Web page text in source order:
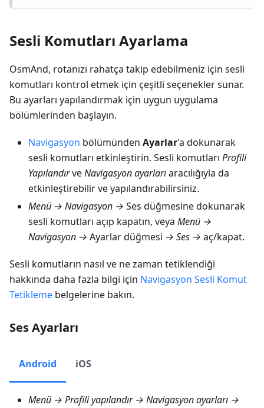
Sesli Komutları Ayarlama
OsmAnd, rotanızı rahatça takip edebilmeniz için sesli
komutları kontrol etmek için çeşitli seçenekler sunar.
Bu ayarları yapılandırmak için uygun uygulama
bölümlerinden başlayın.
Navigasyon bölümünden Ayarlar'a dokunarak
sesli komutları etkinleştirin. Sesli komutları Profili
YapılandırveNavigasyon ayarlarıaracılığıyla da
etkinleştirebilir ve yapılandırabilirsiniz.
Menü → Navigasyon → Ses düğmesine dokunarak
sesli komutları açıp kapatın, veya Menü →
Navigasyon → Ayarlar düğmesi → Ses → aç/kapat.
Sesli komutların nasıl ve ne zaman tetiklendiği
hakkında daha fazla bilgi için Navigasyon Sesli Komut
Tetikleme belgelerine bakın.
Ses Ayarları
Android iOS
Menü → Profili yapılandır → Navigasyon ayarları →